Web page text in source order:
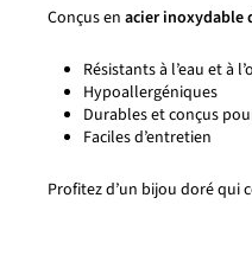
Conçus en acier inoxydable
Résistants à l’eau et à
Hypoallergéniques
Durables et conçus
Faciles d’entretien
Profitez d’un bijou doré qui